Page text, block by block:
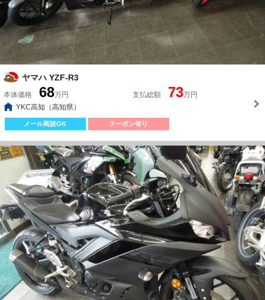
ヤマハ YZF-R3
本体価格 68万円 支払総額 73万円
YKC高知（高知県）
メール商談OK クーポン有り